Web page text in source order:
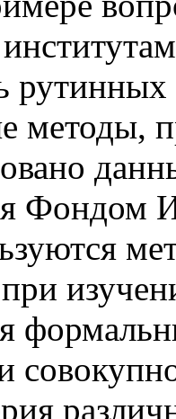
методы,
Фондом